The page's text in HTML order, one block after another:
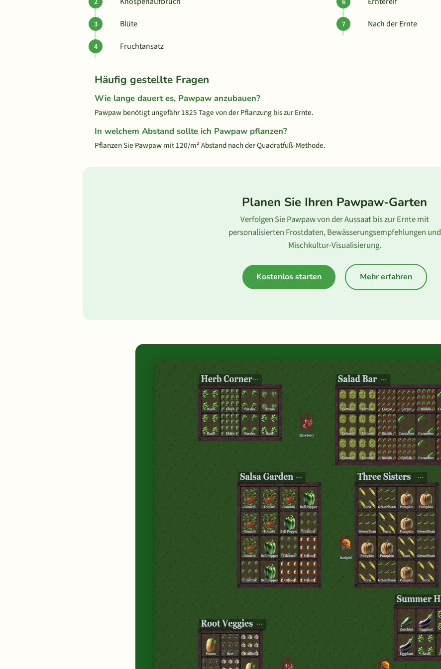
Blüte
Fruchtansatz
Nach der Ernte
Häufig gestellte Fragen
Wie lange dauert es, Pawpaw anzubauen?
Pawpaw benötigt ungefähr 1825 Tage von der Pflanzung bis zur Ernte.
In welchem Abstand sollte ich Pawpaw pflanzen?
Pflanzen Sie Pawpaw mit 120/m² Abstand nach der Quadratfuß-Methode.
Planen Sie Ihren Pawpaw-Garten
Verfolgen Sie Pawpaw von der Aussaat bis zur Ernte mit
personalisierten Frostdaten, Bewässerungsempfehlungen und
Mischkultur-Visualisierung.
Kostenlos starten Mehr erfahren